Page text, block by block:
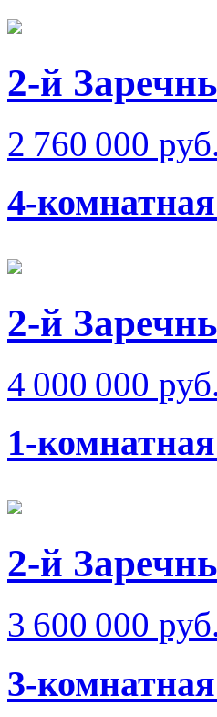
2-й
2 760 000
4-
2-й
4 000 000
1-
2-й
3 600 000
3-